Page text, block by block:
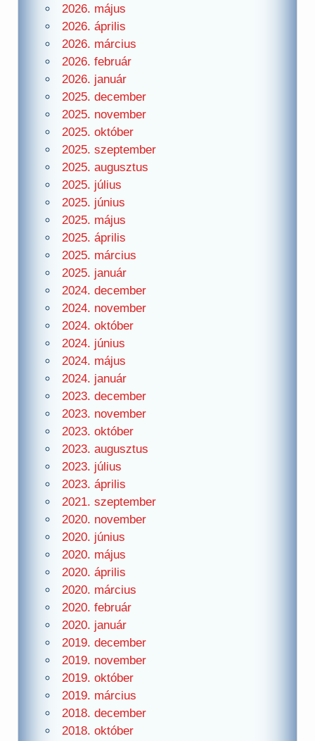
2026. május
2026. április
2026. március
2026. február
2026. január
2025. december
2025. november
2025. október
2025. szeptember
2025. augusztus
2025. július
2025. június
2025. május
2025. április
2025. március
2025. január
2024. december
2024. november
2024. október
2024. június
2024. május
2024. január
2023. december
2023. november
2023. október
2023. augusztus
2023. július
2023. április
2021. szeptember
2020. november
2020. június
2020. május
2020. április
2020. március
2020. február
2020. január
2019. december
2019. november
2019. október
2019. március
2018. december
2018. október